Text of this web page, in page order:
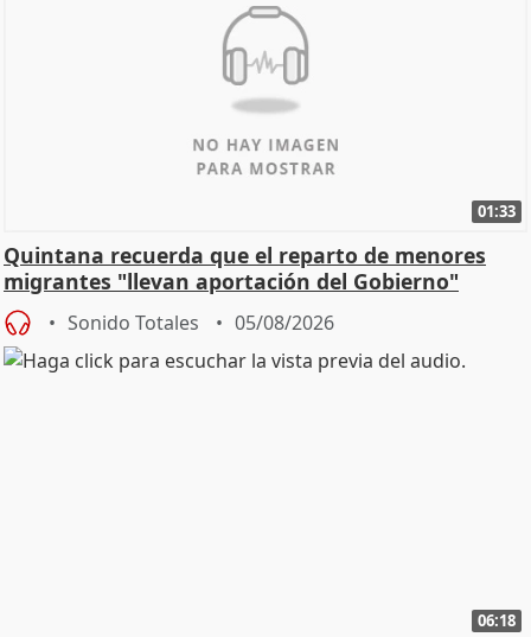
01:33
Quintana recuerda que el reparto de menores
migrantes "llevan aportación del Gobierno"
central
Sonido Totales 05/08/2026
06:18